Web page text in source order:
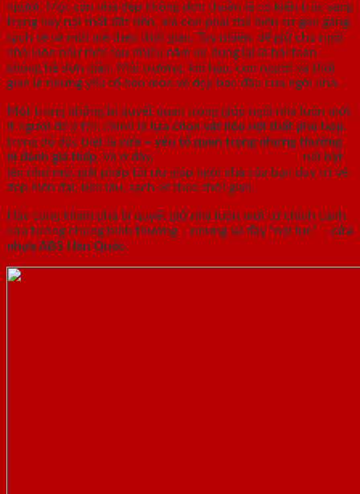
người. Một căn nhà đẹp không đơn thuần là có kiến trúc sang
trọng hay nội thất đắt tiền, mà còn phải thể hiện sự gọn gàng,
sạch sẽ và mới mẻ theo thời gian. Tuy nhiên, để giữ cho ngôi
nhà luôn như mới sau nhiều năm sử dụng lại là bài toán
không hề đơn giản. Môi trường, khí hậu, con người và thời
gian là những yếu tố bào mòn vẻ đẹp ban đầu của ngôi nhà.
Một trong những bí quyết quan trọng giúp ngôi nhà luôn mới,
ít người để ý tới, chính là
lựa chọn vật liệu nội thất phù hợp,
trong đó đặc biệt là cửa – yếu tố quan trọng nhưng thường
bị đánh giá thấp. Và ở đây,
nổi bật
lên như một giải pháp tối ưu giúp ngôi nhà của bạn duy trì vẻ
đẹp hiện đại, bền lâu, sạch sẽ theo thời gian.
Hãy cùng khám phá bí quyết giữ nhà luôn mới từ chính cánh
cửa tưởng chừng bình thường – nhưng lại đầy “nội lực” – cửa
nhựa ABS Hàn Quốc.